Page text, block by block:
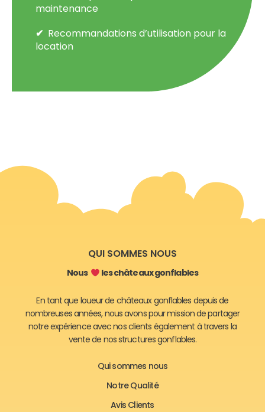
maintenance
Recommandations d’utilisation pour la
location
QUI SOMMES NOUS
Nous les châteaux gonflables
En tant que loueur de châteaux gonflables depuis de
nombreuses années, nous avons pour mission de partager
notre expérience avec nos clients également à travers la
vente de nos structures gonflables.
Qui sommes nous
Notre Qualité
Avis Clients